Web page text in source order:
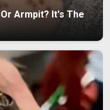
Armpit? It's The